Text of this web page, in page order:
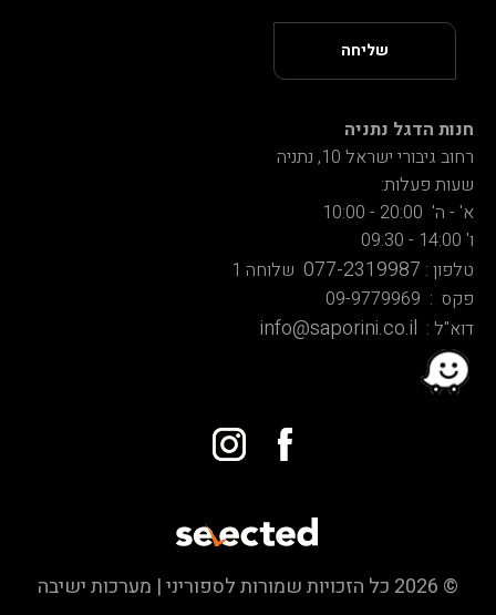
חנות הדגל נתניה
רחוב גיבורי ישראל 10, נתניה
שעות פעלות:
א' - ה' 20:00 - 10:00
ו' 14:00 - 09:30
טלפון : 077-2319987 שלוחה 1
פקס : 09-9779969
דוא"ל : info@saporini.co.il
© 2026 כל הזכויות שמורות לספוריני | מערכות ישיבה